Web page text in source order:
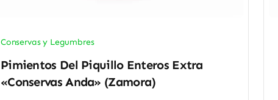
Conservas y Legumbres
Pimientos Del Piquillo Enteros Extra
«Conservas Anda» (Zamora)